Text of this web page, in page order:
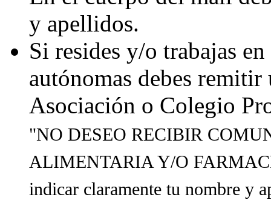
y apellidos.
Si resides y/o trabajas
autónomas debes
Asociación o Colegio
"NO DESEO RECIBIR
ALIMENTARIA Y/O
indicar claramente tu nombre y